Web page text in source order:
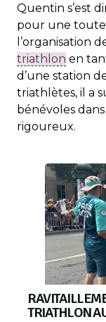
Quentin s’est
pour une toute
l’organisation
triathlon en
d’une station
triathlètes, il a
bénévoles
rigoureux.
TRIATHLON